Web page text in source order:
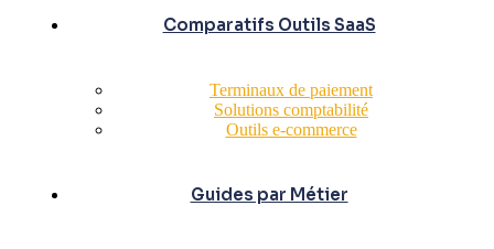
Comparatifs Outils SaaS
Terminaux de paiement
Solutions comptabilité
Outils e-commerce
Guides par Métier